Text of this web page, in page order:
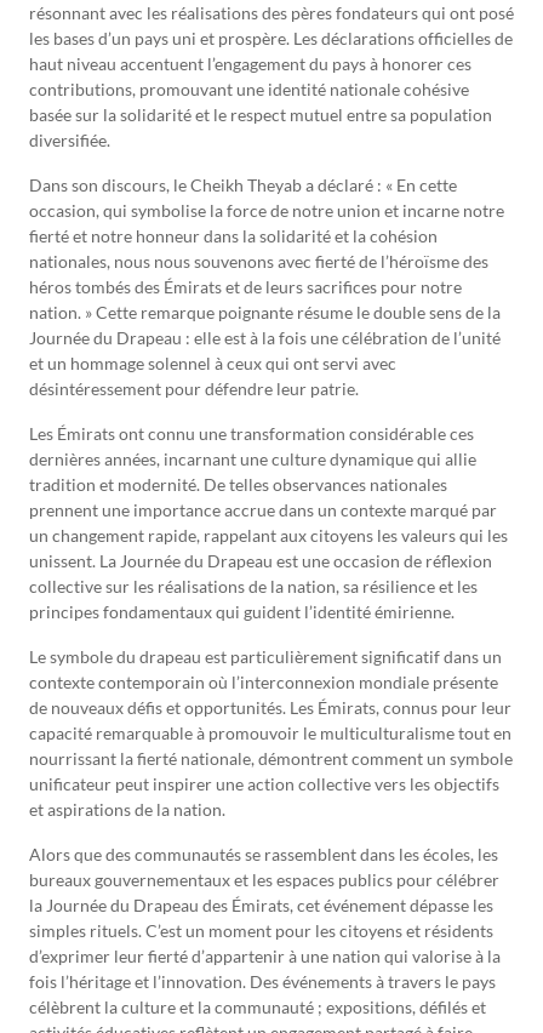
résonnant avec les réalisations des pères fondateurs qui ont posé
les bases d’un pays uni et prospère. Les déclarations officielles de
haut niveau accentuent l’engagement du pays à honorer ces
contributions, promouvant une identité nationale cohésive
basée sur la solidarité et le respect mutuel entre sa population
diversifiée.
Dans son discours, le Cheikh Theyab a déclaré : « En cette
occasion, qui symbolise la force de notre union et incarne notre
fierté et notre honneur dans la solidarité et la cohésion
nationales, nous nous souvenons avec fierté de l’héroïsme des
héros tombés des Émirats et de leurs sacrifices pour notre
nation. » Cette remarque poignante résume le double sens de la
Journée du Drapeau : elle est à la fois une célébration de l’unité
et un hommage solennel à ceux qui ont servi avec
désintéressement pour défendre leur patrie.
Les Émirats ont connu une transformation considérable ces
dernières années, incarnant une culture dynamique qui allie
tradition et modernité. De telles observances nationales
prennent une importance accrue dans un contexte marqué par
un changement rapide, rappelant aux citoyens les valeurs qui les
unissent. La Journée du Drapeau est une occasion de réflexion
collective sur les réalisations de la nation, sa résilience et les
principes fondamentaux qui guident l’identité émirienne.
Le symbole du drapeau est particulièrement significatif dans un
contexte contemporain où l’interconnexion mondiale présente
de nouveaux défis et opportunités. Les Émirats, connus pour leur
capacité remarquable à promouvoir le multiculturalisme tout en
nourrissant la fierté nationale, démontrent comment un symbole
unificateur peut inspirer une action collective vers les objectifs
et aspirations de la nation.
Alors que des communautés se rassemblent dans les écoles, les
bureaux gouvernementaux et les espaces publics pour célébrer
la Journée du Drapeau des Émirats, cet événement dépasse les
simples rituels. C’est un moment pour les citoyens et résidents
d’exprimer leur fierté d’appartenir à une nation qui valorise à la
fois l’héritage et l’innovation. Des événements à travers le pays
célèbrent la culture et la communauté ; expositions, défilés et